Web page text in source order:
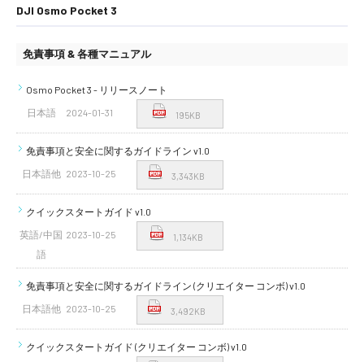
DJI Osmo Pocket 3
免責事項 & 各種マニュアル
Osmo Pocket 3 - リリースノート
日本語
2024-01-31 195KB
免責事項と安全に関するガイドライン v1.0
日本語他 2023-10-25 3,343KB
クイックスタートガイド v1.0
英語/中国
語
2023-10-25 1,134KB
免責事項と安全に関するガイドライン (クリエイター コンボ) v1.0
日本語他 2023-10-25 3,492KB
クイックスタートガイド (クリエイター コンボ) v1.0